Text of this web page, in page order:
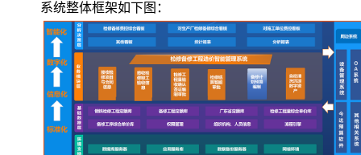
系统整体框架如下图：